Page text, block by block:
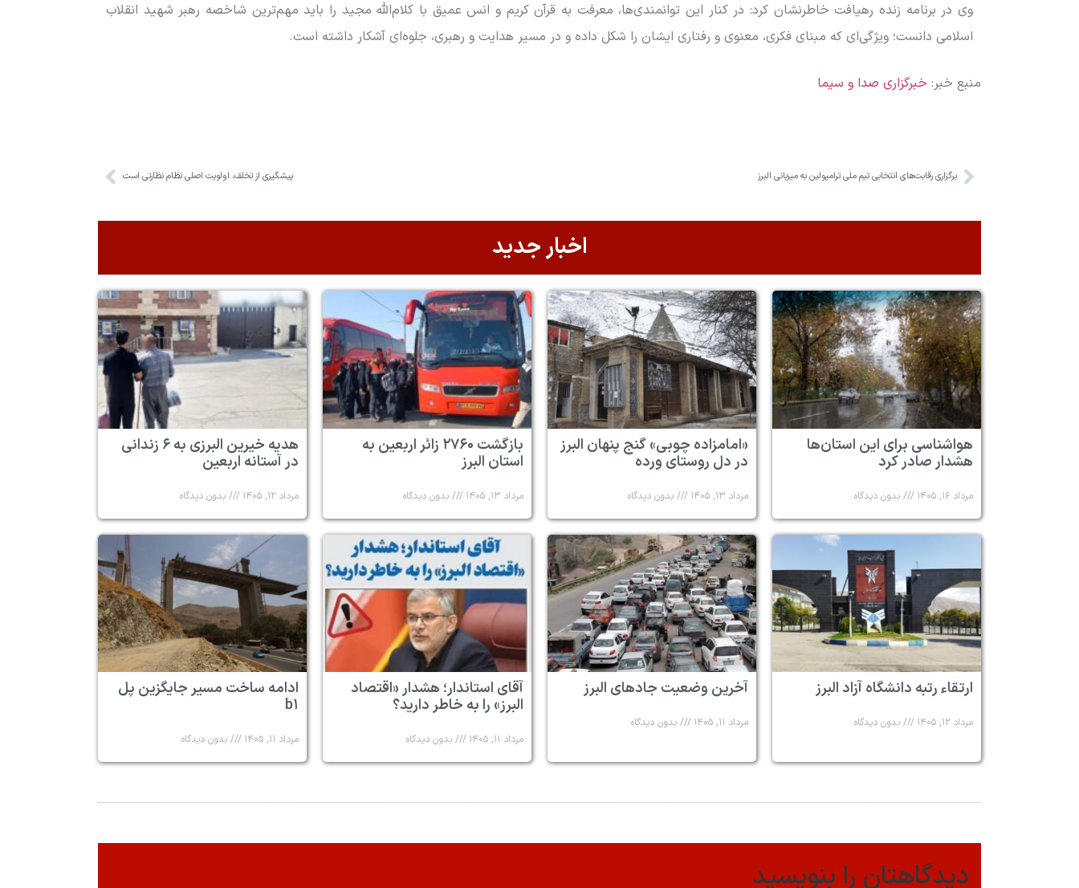
وی در برنامه زنده رهیافت خاطرنشان کرد: در کنار این توانمندی‌ها، معرفت به قرآن کریم و انس عمیق با کلام‌الله مجید را باید مهم‌ترین شاخصه رهبر شهید انقلاب
اسلامی دانست؛ ویژگی‌ای که مبنای فکری، معنوی و رفتاری ایشان را شکل داده و در مسیر هدایت و رهبری، جلوه‌ای آشکار داشته است.
منبع خبر: خبرگزاری صدا و سیما
برگزاری رقابت‌های انتخابی تیم ملی ترامپولین به میزبانی البرز پیشگیری از تخلف، اولویت اصلی نظام نظارتی است
اخبار جدید
هواشناسی برای این استان‌ها
هشدار صادر کرد
مرداد ۱۶, ۱۴۰۵ بدون دیدگاه
«امامزاده چوبی» گنج پنهان البرز
در دل روستای ورده
مرداد ۱۳, ۱۴۰۵ بدون دیدگاه
بازگشت ۲۷۶۰ زائر اربعین به
استان البرز
مرداد ۱۳, ۱۴۰۵ بدون دیدگاه
هدیه خیرین البرزی به ۶ زندانی
در آستانه اربعین
مرداد ۱۲, ۱۴۰۵ بدون دیدگاه
ارتقاء رتبه دانشگاه آزاد البرز
مرداد ۱۲, ۱۴۰۵ بدون دیدگاه
آخرین وضعیت جادهای البرز
مرداد ۱۱, ۱۴۰۵ بدون دیدگاه
آقای استاندار؛ هشدار «اقتصاد
البرز» را به خاطر دارید؟
مرداد ۱۱, ۱۴۰۵ بدون دیدگاه
ادامه ساخت مسیر جایگزین پل
b۱
مرداد ۱۱, ۱۴۰۵ بدون دیدگاه
دیدگاهتان را بنویسید